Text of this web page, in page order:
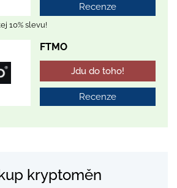
Recenze
10% slevu!
FTMO
Jdu do toho!
Recenze
kryptoměn